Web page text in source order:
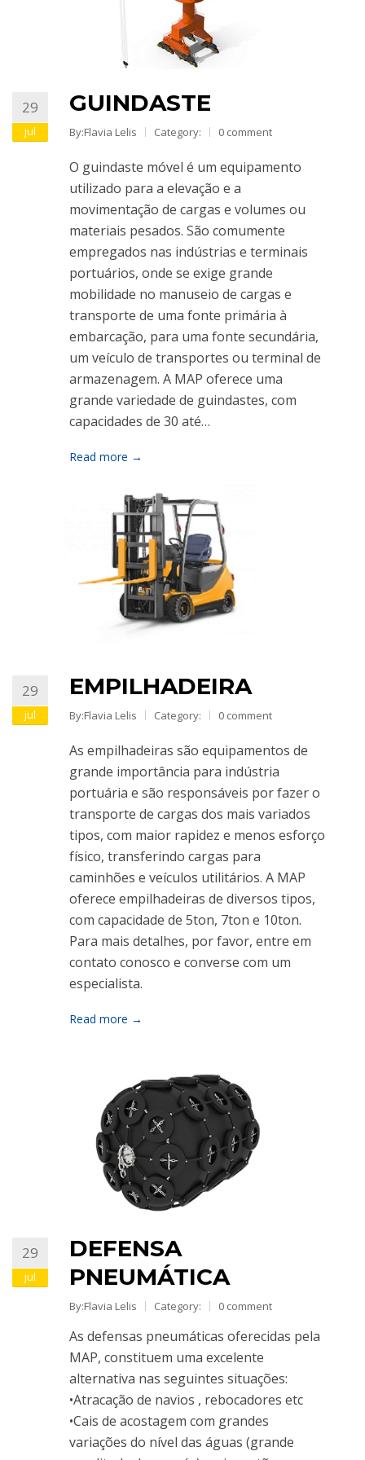
29
jul
GUINDASTE
By:Flavia Lelis Category: 0 comment
O guindaste móvel é um equipamento
utilizado para a elevação e a
movimentação de cargas e volumes ou
materiais pesados. São comumente
empregados nas indústrias e terminais
portuários, onde se exige grande
mobilidade no manuseio de cargas e
transporte de uma fonte primária à
embarcação, para uma fonte secundária,
um veículo de transportes ou terminal de
armazenagem. A MAP oferece uma
grande variedade de guindastes, com
capacidades de 30 até…
Read more →
29
jul
EMPILHADEIRA
By:Flavia Lelis Category: 0 comment
As empilhadeiras são equipamentos de
grande importância para indústria
portuária e são responsáveis por fazer o
transporte de cargas dos mais variados
tipos, com maior rapidez e menos esforço
físico, transferindo cargas para
caminhões e veículos utilitários. A MAP
oferece empilhadeiras de diversos tipos,
com capacidade de 5ton, 7ton e 10ton.
Para mais detalhes, por favor, entre em
contato conosco e converse com um
especialista.
Read more →
29
jul
DEFENSA
PNEUMÁTICA
By:Flavia Lelis Category: 0 comment
As defensas pneumáticas oferecidas pela
MAP, constituem uma excelente
alternativa nas seguintes situações:
•Atracação de navios , rebocadores etc
•Cais de acostagem com grandes
variações do nível das águas (grande